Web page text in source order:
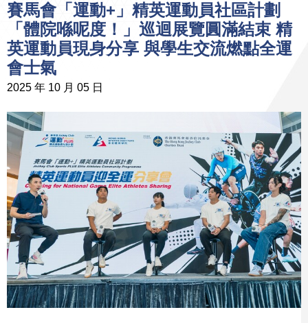
賽馬會「運動+」精英運動員社區計劃
「體院喺呢度！」巡迴展覽圓滿結束 精
英運動員現身分享 與學生交流燃點全運
會士氣
2025 年 10 月 05 日